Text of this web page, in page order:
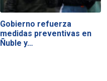
Gobierno refuerza
medidas preventivas en
Ñuble y…